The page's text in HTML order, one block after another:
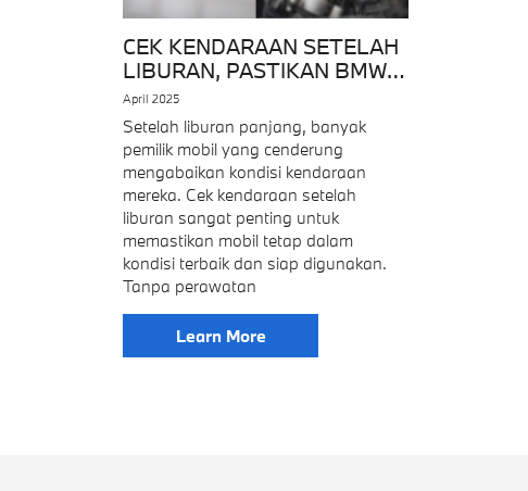
CEK KENDARAAN SETELAH
LIBURAN, PASTIKAN BMW
TETAP OPTIMAL
April 2025
Setelah liburan panjang, banyak
pemilik mobil yang cenderung
mengabaikan kondisi kendaraan
mereka. Cek kendaraan setelah
liburan sangat penting untuk
memastikan mobil tetap dalam
kondisi terbaik dan siap digunakan.
Tanpa perawatan
Learn More